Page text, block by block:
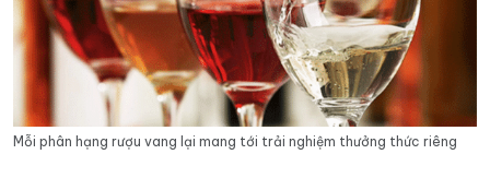
Mỗi phân hạng rượu vang lại mang tới trải nghiệm thưởng thức riêng